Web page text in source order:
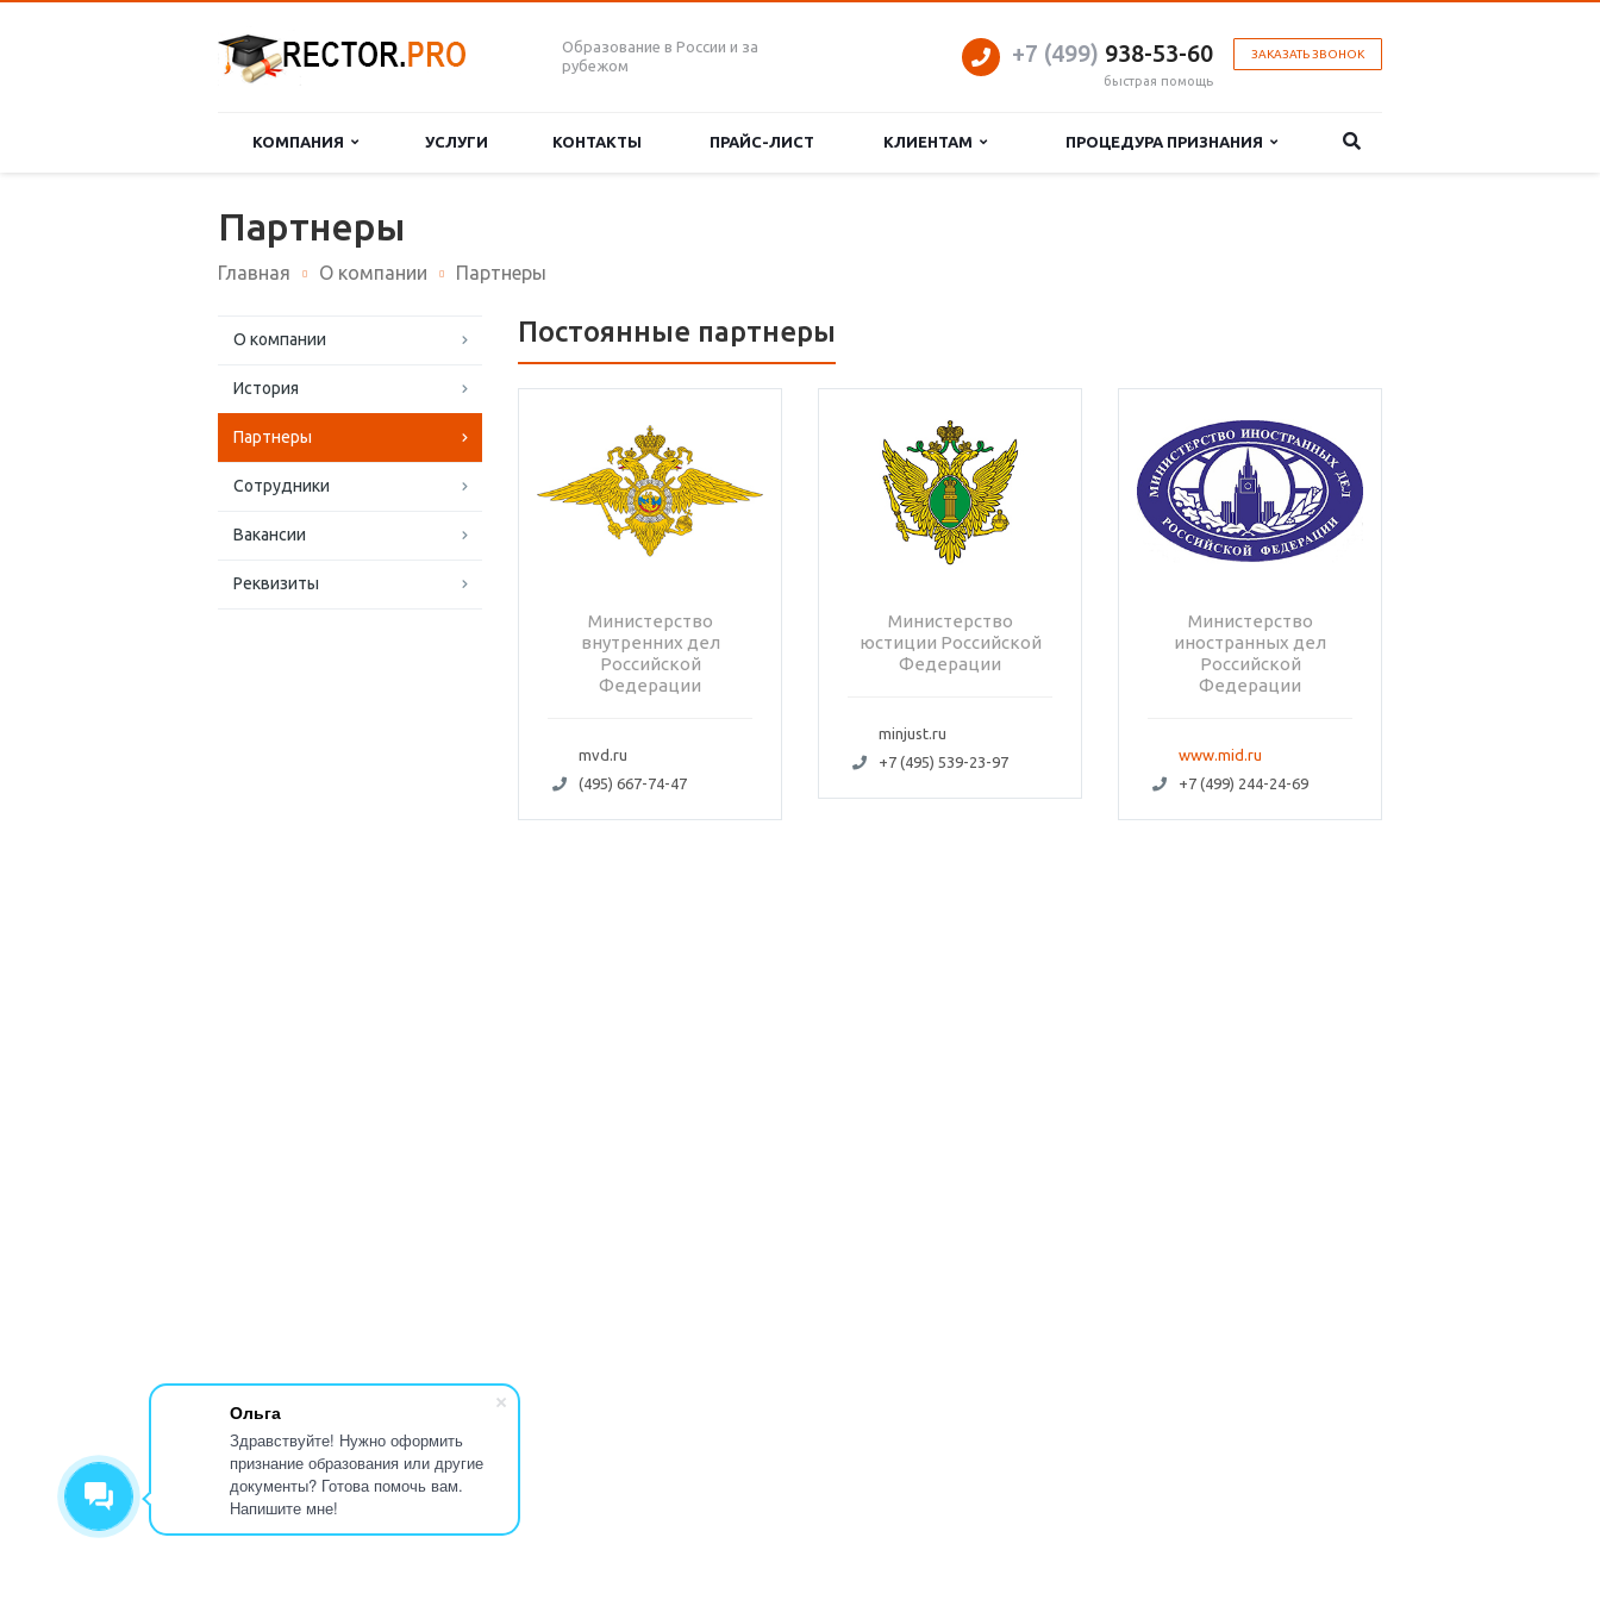
Ольга
Здравствуйте! Нужно оформить
признание образования или другие
документы? Готова помочь вам.
Напишите мне!
Образование в России и за
рубежом
ЗАКАЗАТЬ ЗВОНОК
+7 (499) 938-53-60
быстрая помощь
КОМПАНИЯ УСЛУГИ КОНТАКТЫ ПРАЙС-ЛИСТ КЛИЕНТАМ ПРОЦЕДУРА ПРИЗНАНИЯ
Партнеры
Главная О компании Партнеры
О компании
История
Партнеры
Сотрудники
Вакансии
Реквизиты
Постоянные партнеры
Министерство
внутренних дел
Российской
Федерации
mvd.ru
(495) 667-74-47
Министерство
юстиции Российской
Федерации
minjust.ru
+7 (495) 539-23-97
Министерство
иностранных дел
Российской
Федерации
www.mid.ru
+7 (499) 244-24-69